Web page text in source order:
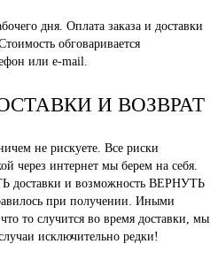
дня. Оплата заказа и доставки
обговаривается
или e-mail.
И ВОЗВРАТ
не рискуете. Все риски
через интернет мы берем на себя.
и возможность ВЕРНУТЬ
при получении. Иными
то случится во время доставки, мы
исключительно редки!